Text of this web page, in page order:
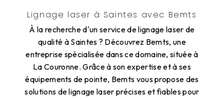
Lignage laser à Saintes avec Bemts
À la recherche d'un service de lignage laser de
qualité à Saintes ? Découvrez Bemts, une
entreprise spécialisée dans ce domaine, située à
La Couronne. Grâce à son expertise et à ses
équipements de pointe, Bemts vous propose des
solutions de lignage laser précises et fiables pour